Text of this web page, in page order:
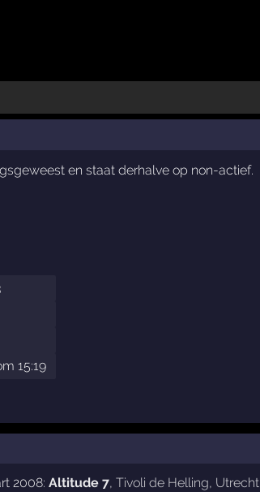
en staat derhalve op non-actief.
15:19
2008: Altitude 7, Tivoli de Helling, Utrecht